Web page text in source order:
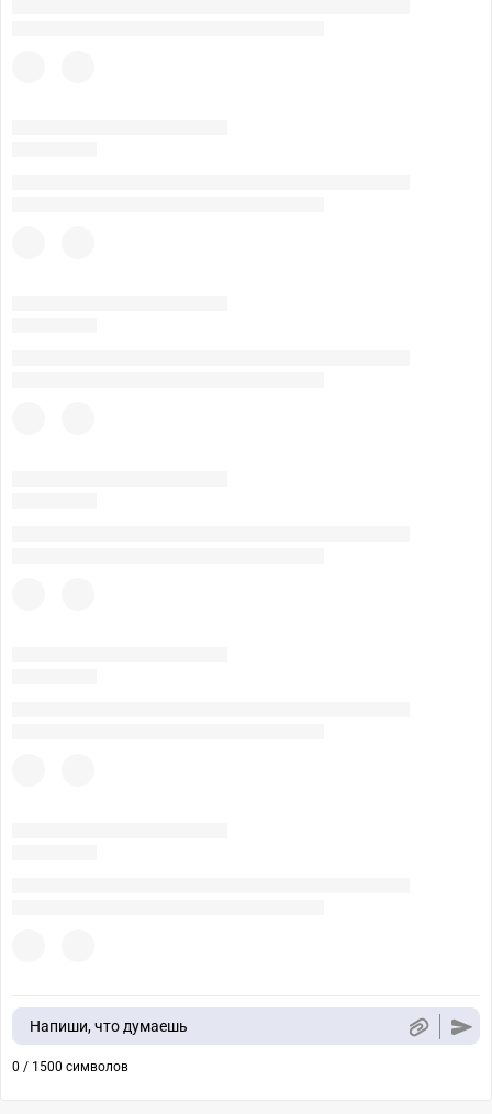
Напиши, что думаешь
0 / 1500 символов